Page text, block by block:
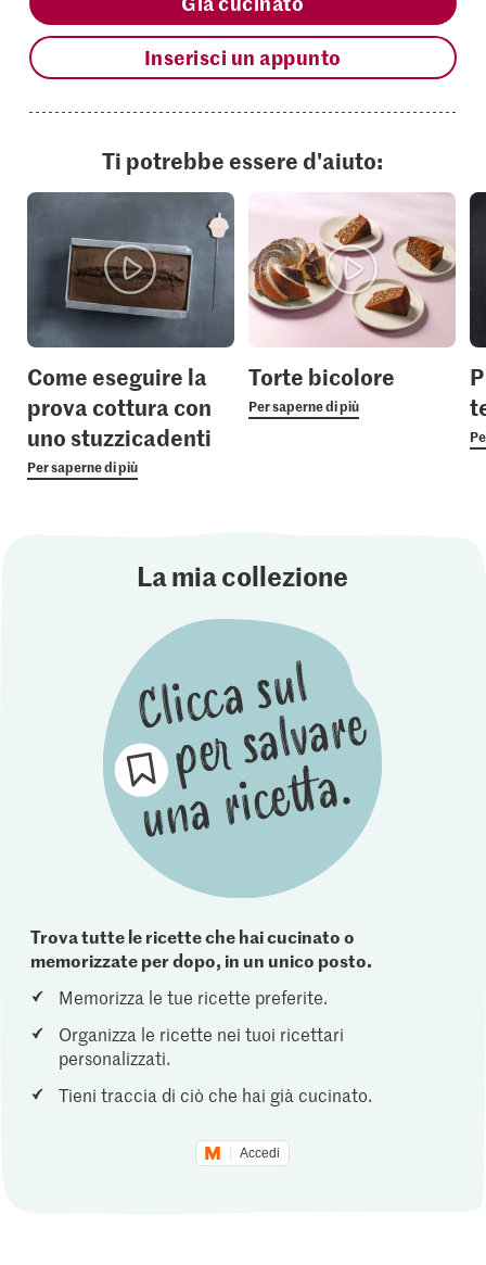
Inserisci un appunto
Ti potrebbe essere d'aiuto:
Come eseguire la
prova cottura con
uno stuzzicadenti
Per saperne di più
Torte bicolore
Per saperne di più
La mia collezione
Trova tutte le ricette che hai cucinato o
memorizzate per dopo, in un unico posto.
Memorizza le tue ricette preferite.
Organizza le ricette nei tuoi ricettari
personalizzati.
Tieni traccia di ciò che hai già cucinato.
Accedi